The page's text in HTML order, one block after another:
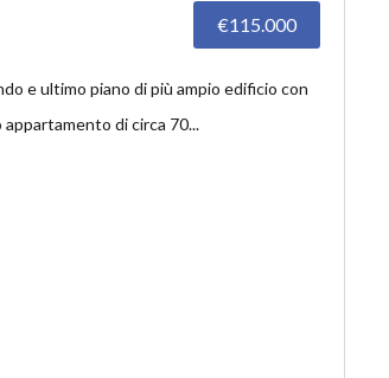
€115.000
e ultimo piano di più ampio edificio con
di circa 70...